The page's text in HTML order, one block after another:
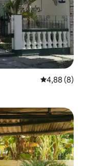
Gemiddelde
4,88 (8)